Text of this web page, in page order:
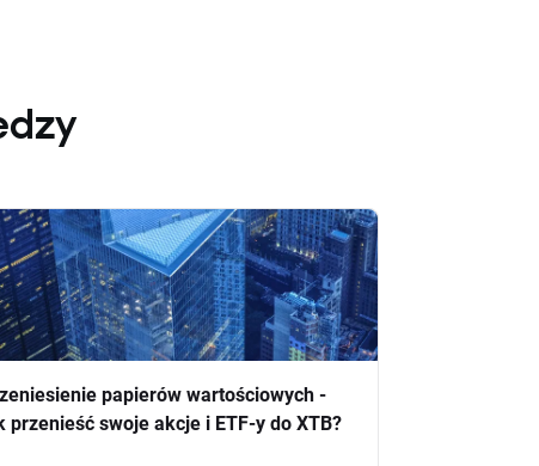
papierów wartościowych -
przenieść swoje akcje i ETF-y do XTB?